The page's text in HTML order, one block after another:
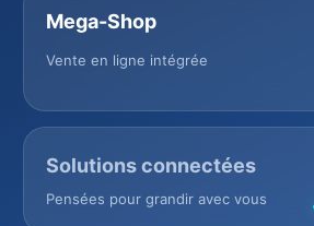
Mega-Shop
Vente en ligne intégrée
Solutions connectées
Pensées pour grandir avec vous